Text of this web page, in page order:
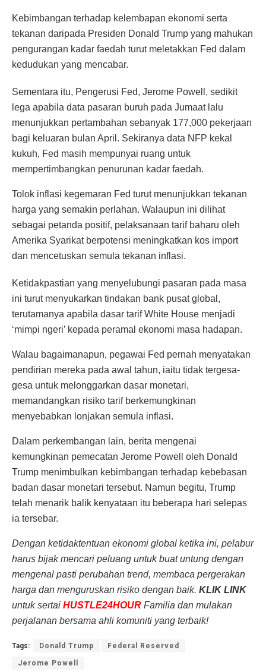
Kebimbangan terhadap kelembapan ekonomi serta
tekanan daripada Presiden Donald Trump yang mahukan
pengurangan kadar faedah turut meletakkan Fed dalam
kedudukan yang mencabar.
Sementara itu, Pengerusi Fed, Jerome Powell, sedikit
lega apabila data pasaran buruh pada Jumaat lalu
menunjukkan pertambahan sebanyak 177,000 pekerjaan
bagi keluaran bulan April. Sekiranya data NFP kekal
kukuh, Fed masih mempunyai ruang untuk
mempertimbangkan penurunan kadar faedah.
Tolok inflasi kegemaran Fed turut menunjukkan tekanan
harga yang semakin perlahan. Walaupun ini dilihat
sebagai petanda positif, pelaksanaan tarif baharu oleh
Amerika Syarikat berpotensi meningkatkan kos import
dan mencetuskan semula tekanan inflasi.
Ketidakpastian yang menyelubungi pasaran pada masa
ini turut menyukarkan tindakan bank pusat global,
terutamanya apabila dasar tarif White House menjadi
‘mimpi ngeri’ kepada peramal ekonomi masa hadapan.
Walau bagaimanapun, pegawai Fed pernah menyatakan
pendirian mereka pada awal tahun, iaitu tidak tergesa-
gesa untuk melonggarkan dasar monetari,
memandangkan risiko tarif berkemungkinan
menyebabkan lonjakan semula inflasi.
Dalam perkembangan lain, berita mengenai
kemungkinan pemecatan Jerome Powell oleh Donald
Trump menimbulkan kebimbangan terhadap kebebasan
badan dasar monetari tersebut. Namun begitu, Trump
telah menarik balik kenyataan itu beberapa hari selepas
ia tersebar.
Dengan ketidaktentuan ekonomi global ketika ini, pelabur
harus bijak mencari peluang untuk buat untung dengan
mengenal pasti perubahan trend, membaca pergerakan
harga dan menguruskan risiko dengan baik. KLIK LINK
untuk sertai HUSTLE24HOUR Familia dan mulakan
perjalanan bersama ahli komuniti yang terbaik!
Tags: Donald Trump Federal Reserved
Jerome Powell